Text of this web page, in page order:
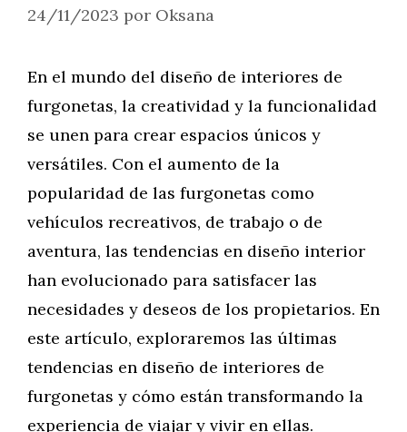
24/11/2023 por Oksana
En el mundo del diseño de interiores de
furgonetas, la creatividad y la funcionalidad
se unen para crear espacios únicos y
versátiles. Con el aumento de la
popularidad de las furgonetas como
vehículos recreativos, de trabajo o de
aventura, las tendencias en diseño interior
han evolucionado para satisfacer las
necesidades y deseos de los propietarios. En
este artículo, exploraremos las últimas
tendencias en diseño de interiores de
furgonetas y cómo están transformando la
experiencia de viajar y vivir en ellas.